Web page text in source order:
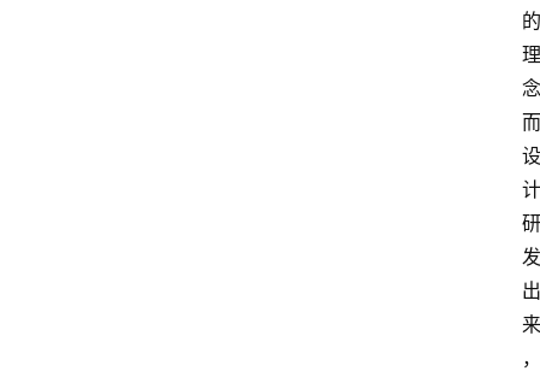
的
理
念
而
设
计
研
发
出
来
，